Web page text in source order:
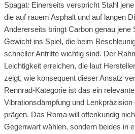
Spagat: Einerseits verspricht Stahl
die auf rauem Asphalt und auf langen
Andererseits bringt Carbon genau jene
Gewicht ins Spiel, die beim
schneller Antritte wichtig sind. Der
Leichtigkeit erreichen, die laut
zeigt, wie konsequent dieser Ansatz
Rennrad-Kategorie ist das ein
Vibrationsdämpfung und
prägen. Das Roma will offenkundig
Gegenwart wählen, sondern beides in